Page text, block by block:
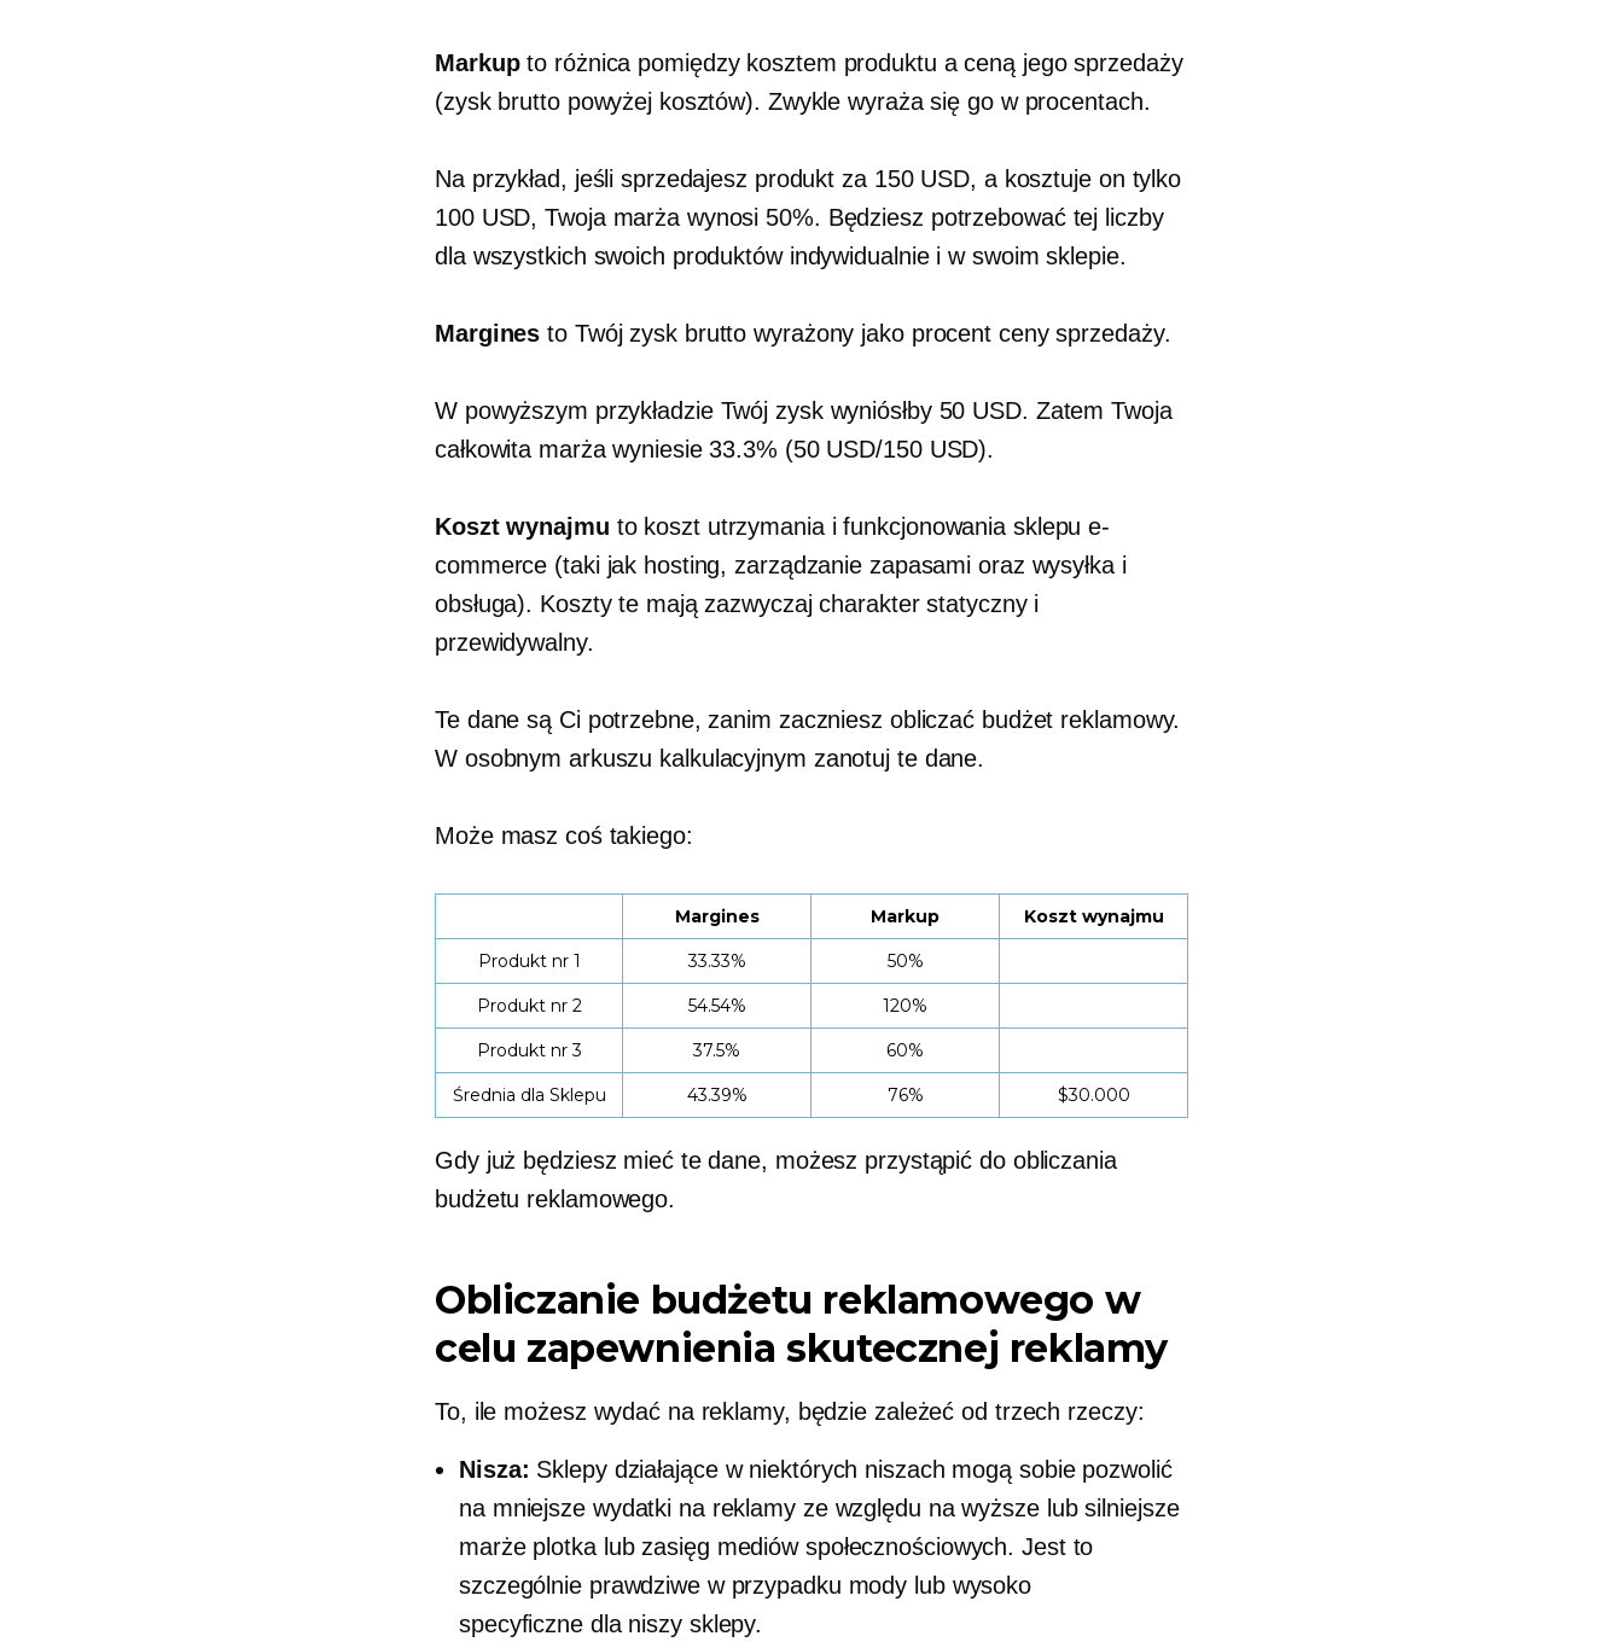
Markupto różnica pomiędzy kosztem produktu a ceną jego sprzedaży
(zysk brutto powyżej kosztów). Zwykle wyraża się go w procentach.
Na przykład, jeśli sprzedajesz produkt za 150 USD, a kosztuje on tylko
100 USD, Twoja marża wynosi 50%. Będziesz potrzebować tej liczby
dla wszystkich swoich produktów indywidualnie i w swoim sklepie.
Margines to Twój zysk brutto wyrażony jako procent ceny sprzedaży.
W powyższym przykładzie Twój zysk wyniósłby 50 USD. Zatem Twoja
całkowita marża wyniesie 33.3% (50 USD/150 USD).
Koszt wynajmu to koszt utrzymania i funkcjonowania sklepu e-
commerce (taki jak hosting, zarządzanie zapasami oraz wysyłka i
obsługa). Koszty te mają zazwyczaj charakter statyczny i
przewidywalny.
Te dane są Ci potrzebne, zanim zaczniesz obliczać budżet reklamowy.
W osobnym arkuszu kalkulacyjnym zanotuj te dane.
Może masz coś takiego:
Margines Markup Koszt wynajmu
Produkt nr 1 33.33% 50%
Produkt nr 2 54.54% 120%
Produkt nr 3 37.5% 60%
Średnia dla Sklepu 43.39% 76% $30.000
Gdy już będziesz mieć te dane, możesz przystąpić do obliczania
budżetu reklamowego.
Obliczanie budżetu reklamowego w
celu zapewnienia skutecznej reklamy
To, ile możesz wydać na reklamy, będzie zależeć od trzech rzeczy:
Nisza: Sklepy działające w niektórych niszach mogą sobie pozwolić
na mniejsze wydatki na reklamy ze względu na wyższe lub silniejsze
marże plotkalub zasięg mediów społecznościowych. Jest to
szczególnie prawdziwe w przypadku mody lub wysoko
specyficzne dla niszysklepy.